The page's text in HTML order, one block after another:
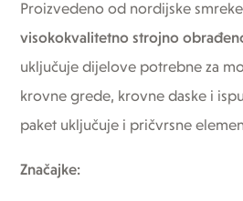
Proizvedeno od nordijske
visokokvalitetno strojno
uključuje dijelove potrebne za
krovne grede, krovne daske i
paket uključuje i pričvrsne
Značajke: